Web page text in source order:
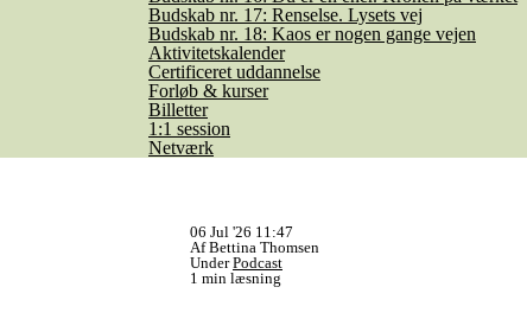
Budskab nr. 17: Renselse. Lysets vej
Budskab nr. 18: Kaos er nogen gange vejen
Aktivitetskalender
Certificeret uddannelse
Forløb & kurser
Billetter
1:1 session
Netværk
06 Jul '26 11:47
Af Bettina Thomsen
UnderPodcast
1 min læsning